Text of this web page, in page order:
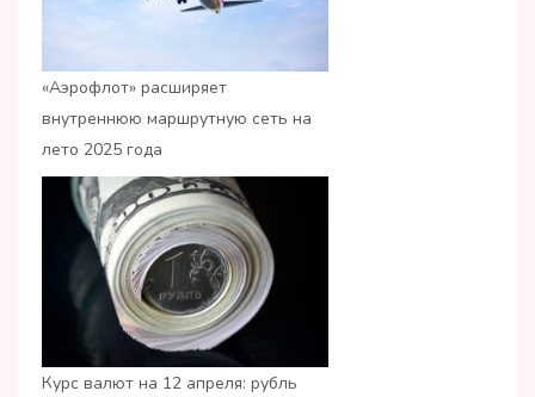
«Аэрофлот» расширяет
внутреннюю маршрутную сеть на
лето 2025 года
Курс валют на 12 апреля: рубль